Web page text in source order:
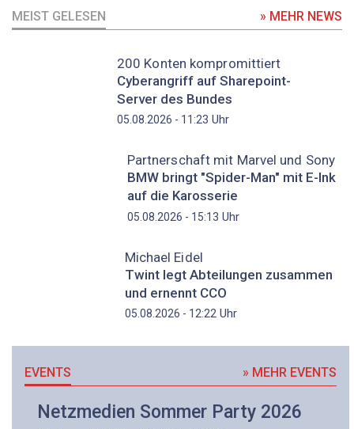
MEIST GELESEN » MEHR NEWS
200 Konten kompromittiert
Cyberangriff auf Sharepoint-
Server des Bundes
05.08.2026 - 11:23 Uhr
Partnerschaft mit Marvel und Sony
BMW bringt "Spider-Man" mit E-Ink
auf die Karosserie
05.08.2026 - 15:13 Uhr
Michael Eidel
Twint legt Abteilungen zusammen
und ernennt CCO
05.08.2026 - 12:22Uhr
EVENTS » MEHR EVENTS
Netzmedien Sommer Party 2026